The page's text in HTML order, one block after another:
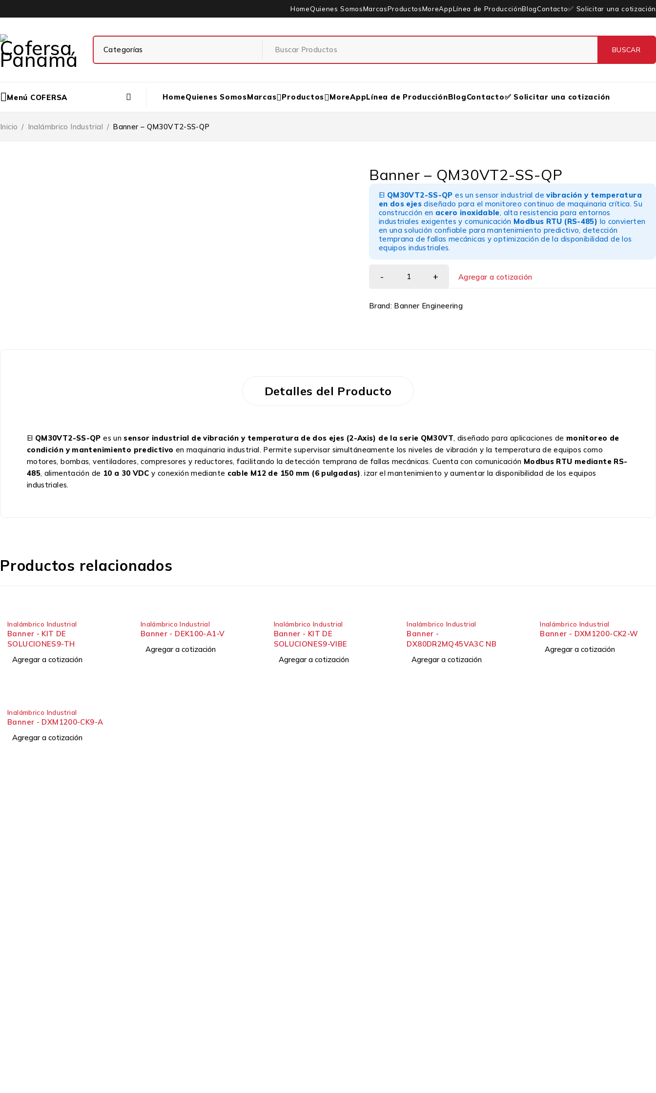
HomeQuienes SomosMarcasProductosMoreAppLínea de ProducciónBlogContacto✅ Solicitar una cotización
Menú COFERSA HomeQuienes SomosMarcas Productos MoreAppLínea de ProducciónBlogContacto✅ Solicitar una cotización
Inicio / Inalámbrico Industrial / Banner – QM30VT2-SS-QP
Banner – QM30VT2-SS-QP
El QM30VT2-SS-QP es un sensor industrial devibración y temperatura
en dos ejesdiseñado para el monitoreo continuo de maquinaria crítica. Su
construcción en acero inoxidable, alta resistencia para entornos
industriales exigentes y comunicación Modbus RTU (RS-485) lo convierten
en una solución confiable para mantenimiento predictivo, detección
temprana de fallas mecánicas y optimización de la disponibilidad de los
equipos industriales.
Agregar a cotización
Brand: Banner Engineering
Detalles del Producto
El QM30VT2-SS-QP es un sensor industrial de vibración y temperatura de dos ejes (2-Axis) de la serie QM30VT, diseñado para aplicaciones de monitoreo de
condición y mantenimiento predictivo en maquinaria industrial. Permite supervisar simultáneamente los niveles de vibración y la temperatura de equipos como
motores, bombas, ventiladores, compresores y reductores, facilitando la detección temprana de fallas mecánicas. Cuenta con comunicación Modbus RTU mediante RS-
485, alimentación de 10 a 30 VDC y conexión mediante cable M12 de 150 mm (6 pulgadas). izar el mantenimiento y aumentar la disponibilidad de los equipos
industriales.
Productos relacionados
Inalámbrico Industrial
Banner - KIT DE
SOLUCIONES9-TH
Agregar a cotización
Inalámbrico Industrial
Banner - DEK100-A1-V
Agregar a cotización
Inalámbrico Industrial
Banner - KIT DE
SOLUCIONES9-VIBE
Agregar a cotización
Inalámbrico Industrial
Banner -
DX80DR2MQ45VA3C NB
Agregar a cotización
Inalámbrico Industrial
Banner - DXM1200-CK2-W
Agregar a cotización
Inalámbrico Industrial
Banner - DXM1200-CK9-A
Agregar a cotización